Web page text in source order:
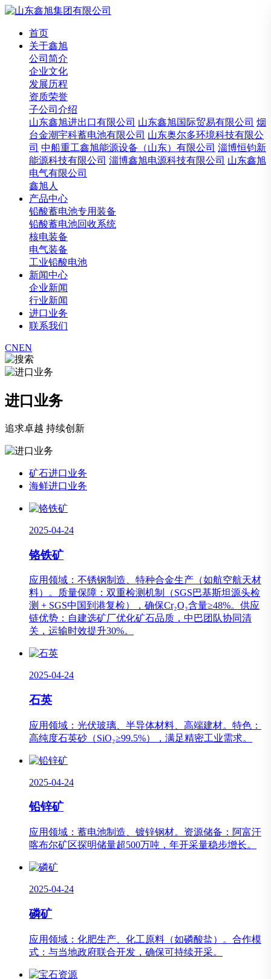
首页
关于鑫旭
公司简介
企业文化
发展历程
资质荣誉
子公司介绍
山东鑫旭进出口有限公司 山东鑫旭国际贸易有限公司 烟
台金潮宇科蓄电池有限公司 山东奥尔多环境科技有限公
司 中船重工鑫旭能源设备（山东）有限公司 淄博恒钧新
能源科技有限公司 淄博鑫旭电源科技有限公司 山东鑫旭
电气有限公司
鑫旭人
产品中心
铅酸蓄电池专用装备
铅酸蓄电池回收系统
核电装备
电气装备
工业铅酸电池
新闻中心
企业新闻
行业新闻
进口业务
联系我们
CNEN
进口业务
追求卓越 持续创新
矿石进口业务
海鲜进口业务
2025-04-24
铬铁矿
应用领域：不锈钢制造、特种合金生产（如航空航天材
料）。质量保障：双重检测机制（SGS巴基斯坦源头检
测 + SGS中国到港复检），确保Cr₂O₃含量≥48%。供应
链优势：自建选矿厂优化矿石品质，中巴团队协同清
关，运输时效提升30%。
2025-04-24
石英
应用领域：光伏玻璃、半导体材料、高端建材。特色：
高纯度石英砂（SiO₂≥99.5%），满足精密工业需求。
2025-04-24
铅锌矿
应用领域：蓄电池制造、镀锌钢材。资源储备：阿富汗
喀布尔矿区探明储量超500万吨，年开采量稳步增长。
2025-04-24
磷矿
应用领域：化肥生产、化工原料（如磷酸盐）。合作模
式：与当地政府联合开发，确保可持续开采。